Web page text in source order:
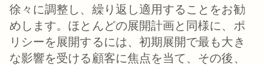
徐々に調整し、繰り返し適用することをお勧
めします。ほとんどの展開計画と同様に、ポ
リシーを展開するには、初期展開で最も大き
な影響を受ける顧客に焦点を当て、その後、